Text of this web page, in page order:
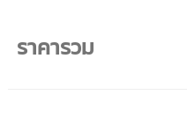
ราคารวม